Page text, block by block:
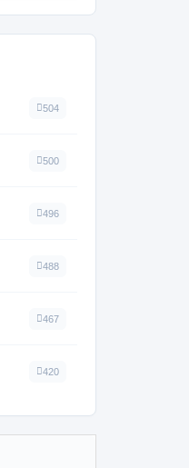
504
500
496
488
467
420